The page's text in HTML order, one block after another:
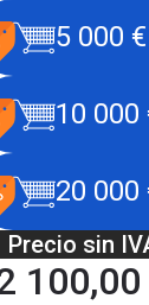
5 000 €
10 000
20 000
Precio sin
100,00